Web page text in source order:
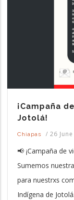
¡Campaña
Jotolá!
Chiapas / 26
📢 ¡Campaña de
Sumemos
para nuestrxs
Indígena de Jotolá.